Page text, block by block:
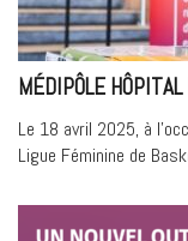
MÉDIPÔLE
Le 18 avril 2025, à
Ligue Féminine de